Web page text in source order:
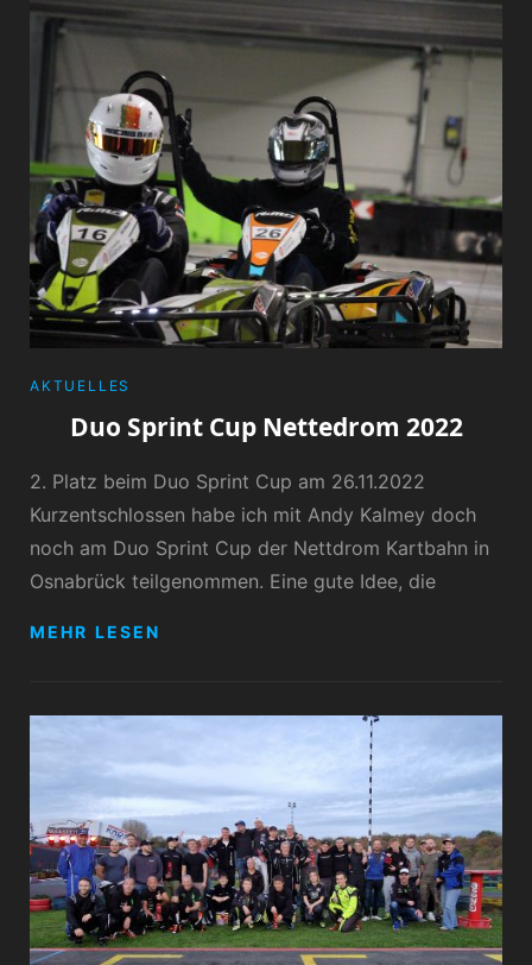
CATEGORIES
AKTUELLES
Duo Sprint Cup Nettedrom 2022
2. Platz beim Duo Sprint Cup am 26.11.2022
Kurzentschlossen habe ich mit Andy Kalmey doch
noch am Duo Sprint Cup der Nettdrom Kartbahn in
Osnabrück teilgenommen. Eine gute Idee, die
MEHR LESEN